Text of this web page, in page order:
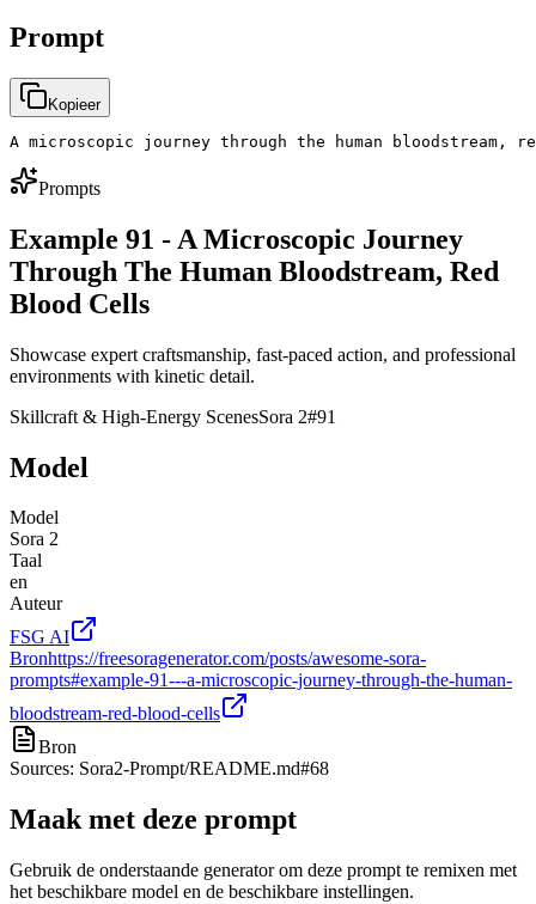
Prompt
Kopieer
A microscopic journey through the human
Prompts
Example 91 - A Microscopic Journey
Through The Human Bloodstream, Red
Blood Cells
Showcase expert craftsmanship, fast-paced action, and professional
environments with kinetic detail.
Skillcraft & High-Energy ScenesSora 2#91
Model
Model
Sora 2
Taal
en
Auteur
FSG AI
Bronhttps://freesoragenerator.com/posts/awesome-sora-
prompts#example-91---a-microscopic-journey-through-the-human-
bloodstream-red-blood-cells
Bron
Sources: Sora2-Prompt/README.md#68
Maak met deze prompt
Gebruik de onderstaande generator om deze prompt te remixen met
het beschikbare model en de beschikbare instellingen.